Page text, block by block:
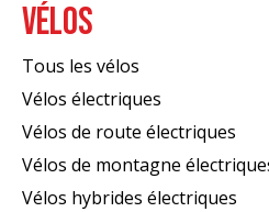
VÉLOS
Tous les vélos
Vélos électriques
Vélos de route électriques
Vélos de montagne
Vélos hybrides électriques